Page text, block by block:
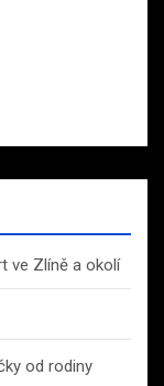
ve Zlíně a okolí
od rodiny